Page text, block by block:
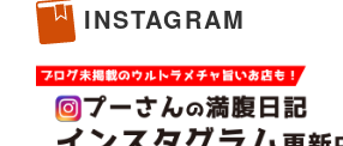
INSTAGRAM